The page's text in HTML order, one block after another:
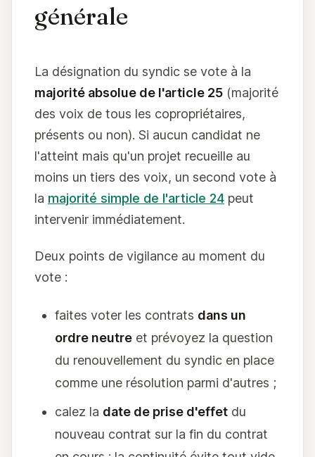
générale
La désignation du syndic se vote à la
majorité absolue de l'article 25 (majorité
des voix de tous les copropriétaires,
présents ou non). Si aucun candidat ne
l'atteint mais qu'un projet recueille au
moins un tiers des voix, un second vote à
la majorité simple de l'article 24 peut
intervenir immédiatement.
Deux points de vigilance au moment du
vote :
faites voter les contrats dans un
ordre neutre et prévoyez la question
du renouvellement du syndic en place
comme une résolution parmi d'autres ;
calez la date de prise d'effet du
nouveau contrat sur la fin du contrat